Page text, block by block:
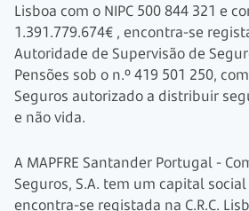
Lisboa com o NIPC 500 844 321 e
1.391.779.674€ , encontra-se
Autoridade de Supervisão de
Pensões sob o n.º419 501 250,
Seguros autorizado a distribuir
e não vida.
A MAPFRE Santander Portugal -
Seguros, S.A. tem um capital social
encontra-se registada na C.R.C.